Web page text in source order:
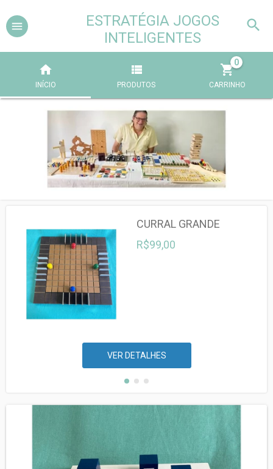
ESTRATÉGIA JOGOS
INTELIGENTES
INÍCIO PRODUTOS CARRINHO
0
CURRAL GRANDE
R$99,00
VER DETALHES